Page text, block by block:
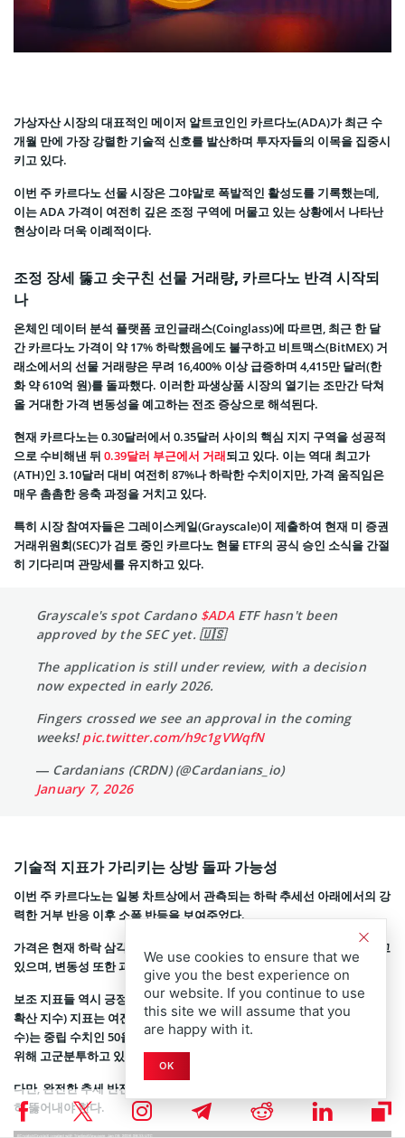
가상자산 시장의 대표적인 메이저 알트코인인 카르다노(ADA)가 최근 수
개월 만에 가장 강렬한 기술적 신호를 발산하며 투자자들의 이목을 집중시
키고 있다.
이번 주 카르다노 선물 시장은 그야말로 폭발적인 활성도를 기록했는데,
이는 ADA 가격이 여전히 깊은 조정 구역에 머물고 있는 상황에서 나타난
현상이라 더욱 이례적이다.
조정 장세 뚫고 솟구친 선물 거래량, 카르다노 반격 시작되
나
온체인 데이터 분석 플랫폼 코인글래스(Coinglass)에 따르면, 최근 한 달
간 카르다노 가격이 약 17% 하락했음에도 불구하고 비트맥스(BitMEX) 거
래소에서의 선물 거래량은 무려 16,400% 이상 급증하며 4,415만 달러(한
화 약 610억 원)를 돌파했다. 이러한 파생상품 시장의 열기는 조만간 닥쳐
올 거대한 가격 변동성을 예고하는 전조 증상으로 해석된다.
현재 카르다노는 0.30달러에서 0.35달러 사이의 핵심 지지 구역을 성공적
으로 수비해낸 뒤 0.39달러 부근에서 거래되고 있다. 이는 역대 최고가
(ATH)인 3.10달러 대비 여전히 87%나 하락한 수치이지만, 가격 움직임은
매우 촘촘한 응축 과정을 거치고 있다.
특히 시장 참여자들은 그레이스케일(Grayscale)이 제출하여 현재 미 증권
거래위원회(SEC)가 검토 중인 카르다노 현물 ETF의 공식 승인 소식을 간절
히 기다리며 관망세를 유지하고 있다.
Grayscale's spot Cardano $ADAETF hasn't been
approved by the SEC yet. 🇺🇸
The application is still under review, with a decision
now expected in early 2026.
Fingers crossed we see an approval in the coming
weeks!pic.twitter.com/h9c1gVWqfN
— Cardanians (CRDN) (@Cardanians_io)
January 7, 2026
기술적 지표가 가리키는 상방 돌파 가능성
이번 주 카르다노는 일봉 차트상에서 관측되는 하락 추세선 아래에서의 강
력한 거부 반응 이후 소폭 반등을 보여주었다.
가격은 현재 하락 삼각형 패턴 속에서 점점 좁아지는 박스권에서 움직이고
있으며, 변동성 또한 과거 수요가 많았던 구간에서 수축하고 있다.
보조 지표들 역시 긍정적인 변화를 암시하고 있다. MACD(이동 평균 수렴
확산 지수) 지표는 여전히 옅은 녹색 등불을 켜고 있으며, RSI(상대 강도 지
수)는 중립 수치인 50을 기록하며 강세론자들이 시장 주도권을 탈환하기
위해 고군분투하고 있음을 보여준다.
다만, 완전한 추세 반전을 확인하기 위해서는 눈앞의 저항선을 먼저 확실
히 뚫어내야 한다.
We use cookies to ensure that we
give you the best experience on
our website. If you continue to use
this site we will assume that you
are happy with it.
OK